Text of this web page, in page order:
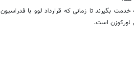
بگیرند تا زمانی که قرارداد لوو با فدراسیون
لورکوزن است.